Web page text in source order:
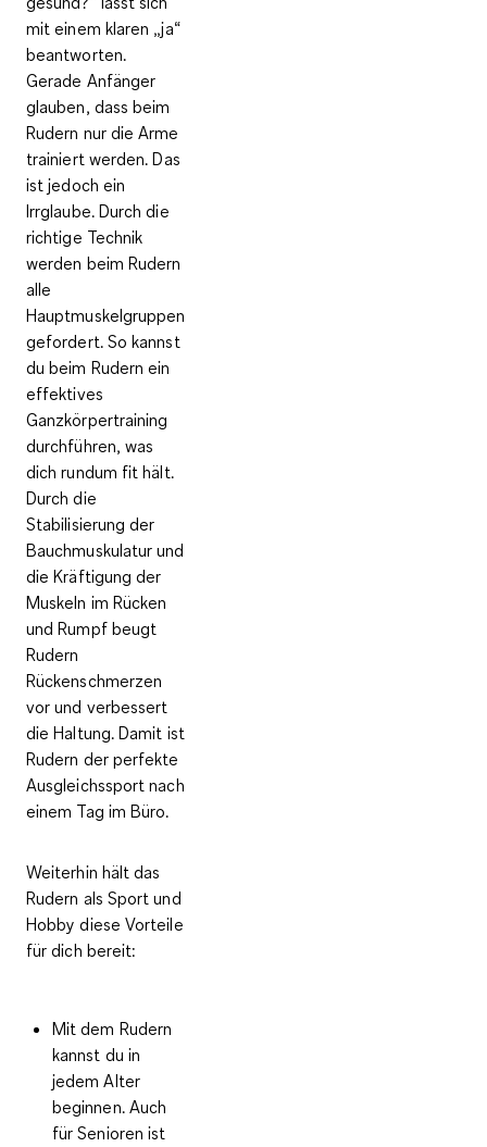
mit einem klaren „ja“
beantworten.
Gerade Anfänger
glauben, dass beim
Rudern nur die Arme
trainiert werden. Das
ist jedoch ein
Irrglaube. Durch die
richtige Technik
werden beim Rudern
alle
Hauptmuskelgruppen
gefordert. So kannst
du beim Rudern ein
effektives
Ganzkörpertraining
durchführen, was
dich rundum fit hält.
Durch die
Stabilisierung der
Bauchmuskulatur und
die Kräftigung der
Muskeln im Rücken
und Rumpf beugt
Rudern
Rückenschmerzen
vor und verbessert
die Haltung. Damit ist
Rudern der perfekte
Ausgleichssport nach
einem Tag im Büro.
Weiterhin hält das
Rudern als Sport und
Hobby diese Vorteile
für dich bereit:
Mit dem Rudern
kannst du in
jedem Alter
beginnen. Auch
für Senioren ist